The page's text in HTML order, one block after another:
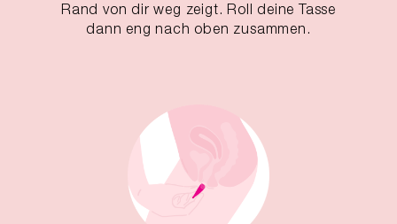
Rand von dir weg zeigt. Roll deine Tasse
dann eng nach oben zusammen.